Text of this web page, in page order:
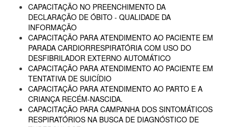
CAPACITAÇÃO NO PREENCHIMENTO DA
DECLARAÇÃO DE ÓBITO - QUALIDADE DA
INFORMAÇÃO
CAPACITAÇÃO PARA ATENDIMENTO AO PACIENTE EM
PARADA CARDIORRESPIRATÓRIA COM USO DO
DESFIBRILADOR EXTERNO AUTOMÁTICO
CAPACITAÇÃO PARA ATENDIMENTO AO PACIENTE EM
TENTATIVA DE SUICÍDIO
CAPACITAÇÃO PARA ATENDIMENTO AO PARTO E A
CRIANÇA RECÉM-NASCIDA.
CAPACITAÇÃO PARA CAMPANHA DOS SINTOMÁTICOS
RESPIRATÓRIOS NA BUSCA DE DIAGNÓSTICO DE